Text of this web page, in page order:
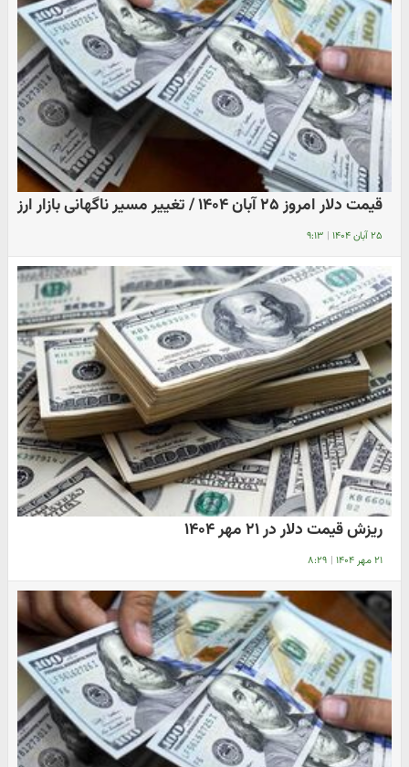
قیمت دلار امروز ۲۵ آبان ۱۴۰۴ / تغییر مسیر ناگهانی بازار ارز
۲۵ آبان ۱۴۰۴ | ۹:۱۳
ریزش قیمت دلار در ۲۱ مهر ۱۴۰۴
۲۱ مهر ۱۴۰۴ | ۸:۲۹